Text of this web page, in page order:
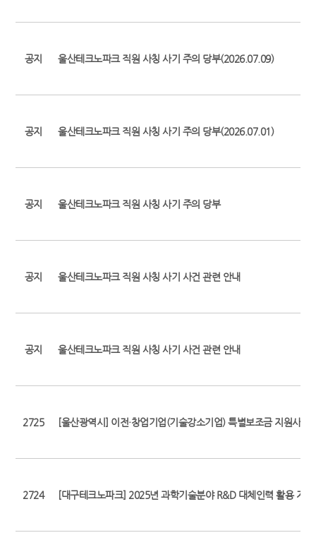
공지 울산테크노파크 직원 사칭 사기 주의 당부(2026.07.09)
공지 울산테크노파크 직원 사칭 사기 주의 당부(2026.07.01)
공지 울산테크노파크 직원 사칭 사기 주의 당부
공지 울산테크노파크 직원 사칭 사기 사건 관련 안내
공지 울산테크노파크 직원 사칭 사기 사건 관련 안내
2725 [울산광역시] 이전·창업기업(기술강소기업) 특별보조금 지원사업
2724 [대구테크노파크] 2025년 과학기술분야 R&D 대체인력 활용 지